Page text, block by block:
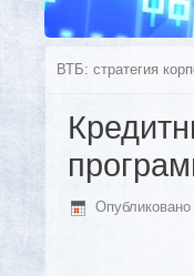
ВТБ: стратегия
Опубликовано